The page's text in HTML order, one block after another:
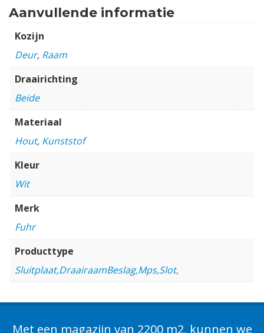
Aanvullende informatie
Kozijn
Deur, Raam
Draairichting
Beide
Materiaal
Hout, Kunststof
Kleur
Wit
Merk
Fuhr
Producttype
Sluitplaat,DraairaamBeslag,Mps,Slot,
Met een magazijn van 2200 m2, kunnen we